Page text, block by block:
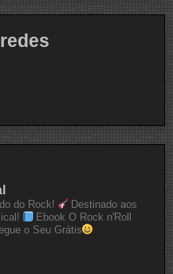
do Rock!
Destinado aos
Ebook O Rock n'Roll
o Seu Grátis